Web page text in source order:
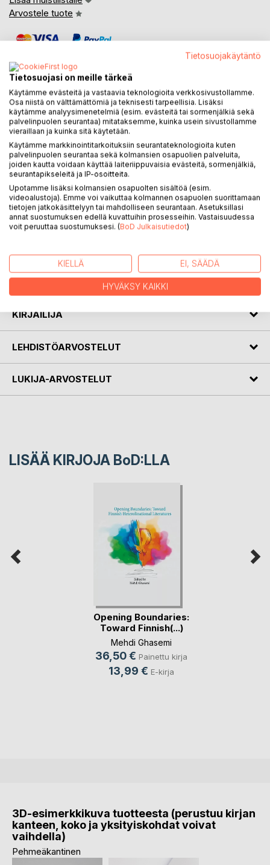
Arvostele tuote
KUVAUS
A Farewell to the Earth and Kepler-438b: A Noveramatry (a
combination of novel, drama and poetry all in one line) is a
dystopian fiction which offers a different vision of the
earth's near future. It depicts the cataclysmic decline,
sociopolitical dysfunction and environmental ruin of the
earth, worse than it has ever been in human history. In such
a dreadful climate, some influential wealthy persons and
families decide to escape the earth and move to Kepler-
politicians, tycoons and readers and makes them ponder
on the current status of our planet. It also warns them of
the serious consequences of their decisions and actions.
KIRJAILIJA
LEHDISTÖARVOSTELUT
LUKIJA-ARVOSTELUT
LISÄÄ KIRJOJA BoD:LLA
Opening Boundaries:
Toward Finnish(...)
Mehdi Ghasemi
36,50 € Painettu kirja
13,99 € E-kirja
3D-esimerkkikuva tuotteesta (perustuu kirjan
kanteen, koko ja yksityiskohdat voivat
vaihdella)
Pehmeäkantinen
Tietosuojakäytäntö
Tietosuojasi on meille tärkeä
Käytämme evästeitä ja vastaavia teknologioita verkkosivustollamme.
Osa niistä on välttämättömiä ja teknisesti tarpeellisia. Lisäksi
käytämme analyysimenetelmiä (esim. evästeitä tai sormenjälkiä sekä
palvelinpuolen seurantaa) mitataksemme, kuinka usein sivustollamme
vieraillaan ja kuinka sitä käytetään.
Käytämme markkinointitarkoituksiin seurantateknologioita kuten
palvelinpuolen seurantaa sekä kolmansien osapuolien palveluita,
joiden kautta voidaan käyttää laiteriippuvaisia evästeitä, sormenjälkiä,
seurantapikseleitä ja IP-osoitteita.
Upotamme lisäksi kolmansien osapuolten sisältöä (esim.
videoalustoja). Emme voi vaikuttaa kolmannen osapuolen suorittamaan
tietojen jatkokäsittelyyn tai mahdolliseen seurantaan. Asetuksillasi
annat suostumuksen edellä kuvattuihin prosesseihin. Vastaisuudessa
voit peruuttaa suostumuksesi. (BoD Julkaisutiedot)
KIELLÄ EI, SÄÄDÄ
HYVÄKSY KAIKKI